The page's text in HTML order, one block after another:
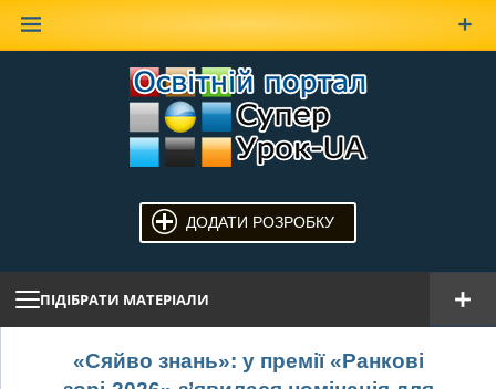
ДОДАТИ РОЗРОБКУ
ПІДІБРАТИ МАТЕРІАЛИ
«Сяйво знань»: у премії «Ранкові